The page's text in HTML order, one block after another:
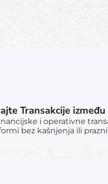
Transakcije
i operativne
bez kašnjenja ili